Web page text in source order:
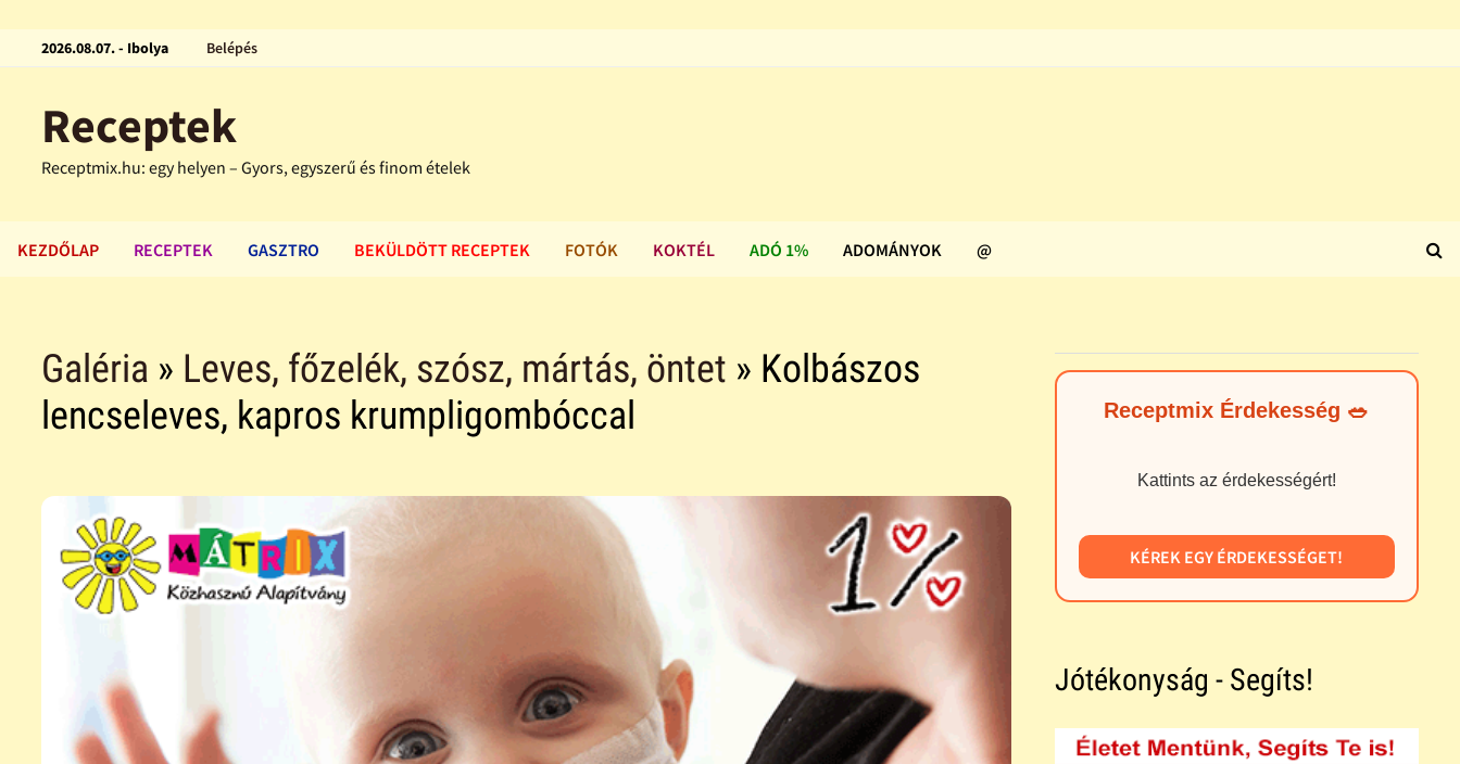
2026.08.07. - Ibolya Belépés
Receptek
Receptmix.hu: egy helyen – Gyors, egyszerű és finom ételek
KEZDŐLAP RECEPTEK GASZTRO BEKÜLDÖTT RECEPTEK FOTÓK KOKTÉL ADÓ 1% ADOMÁNYOK @
Galéria » Leves, főzelék, szósz, mártás, öntet » Kolbászos
lencseleves, kapros krumpligombóccal
Receptmix Érdekesség 🥗
Kattints az érdekességért!
KÉREK EGY ÉRDEKESSÉGET!
Jótékonyság - Segíts!